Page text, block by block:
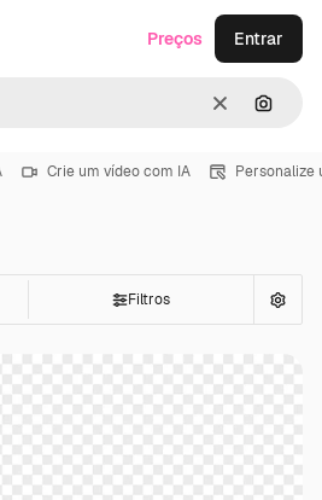
Limpar
Preços Entrar
Crie um vídeo com IA Personalize
Filtros